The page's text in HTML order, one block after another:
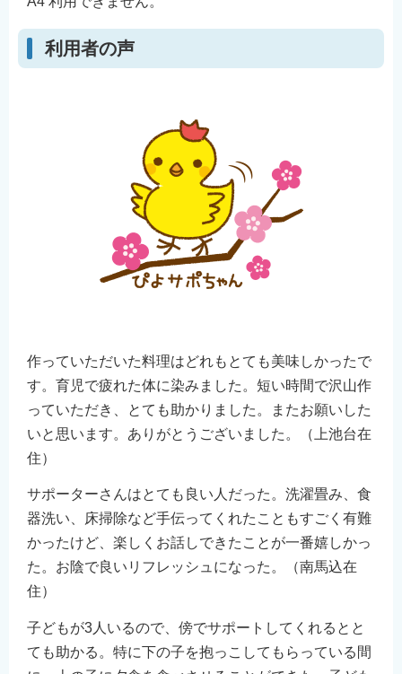
利用者の声
作っていただいた料理はどれもとても美味しかったで
す。育児で疲れた体に染みました。短い時間で沢山作
っていただき、とても助かりました。またお願いした
いと思います。ありがとうございました。（上池台在
住）
サポーターさんはとても良い人だった。洗濯畳み、食
器洗い、床掃除など手伝ってくれたこともすごく有難
かったけど、楽しくお話しできたことが一番嬉しかっ
た。お陰で良いリフレッシュになった。（南馬込在
住）
子どもが3人いるので、傍でサポートしてくれるとと
ても助かる。特に下の子を抱っこしてもらっている間